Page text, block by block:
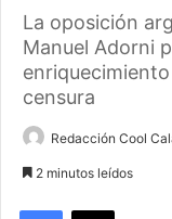
La oposición
Manuel Adorni
censura
Redacción Cool
2 minutos leídos
Facebook
X